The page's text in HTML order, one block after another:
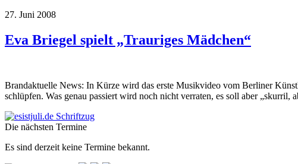
27. Juni 2008
Eva Briegel spielt „Trauriges Mädchen“
Brandaktuelle News: In Kürze wird das erste Musikvideo vom Berliner
schlüpfen. Was genau passiert wird noch nicht verraten, es soll aber
Die nächsten Termine
Es sind derzeit keine Termine bekannt.